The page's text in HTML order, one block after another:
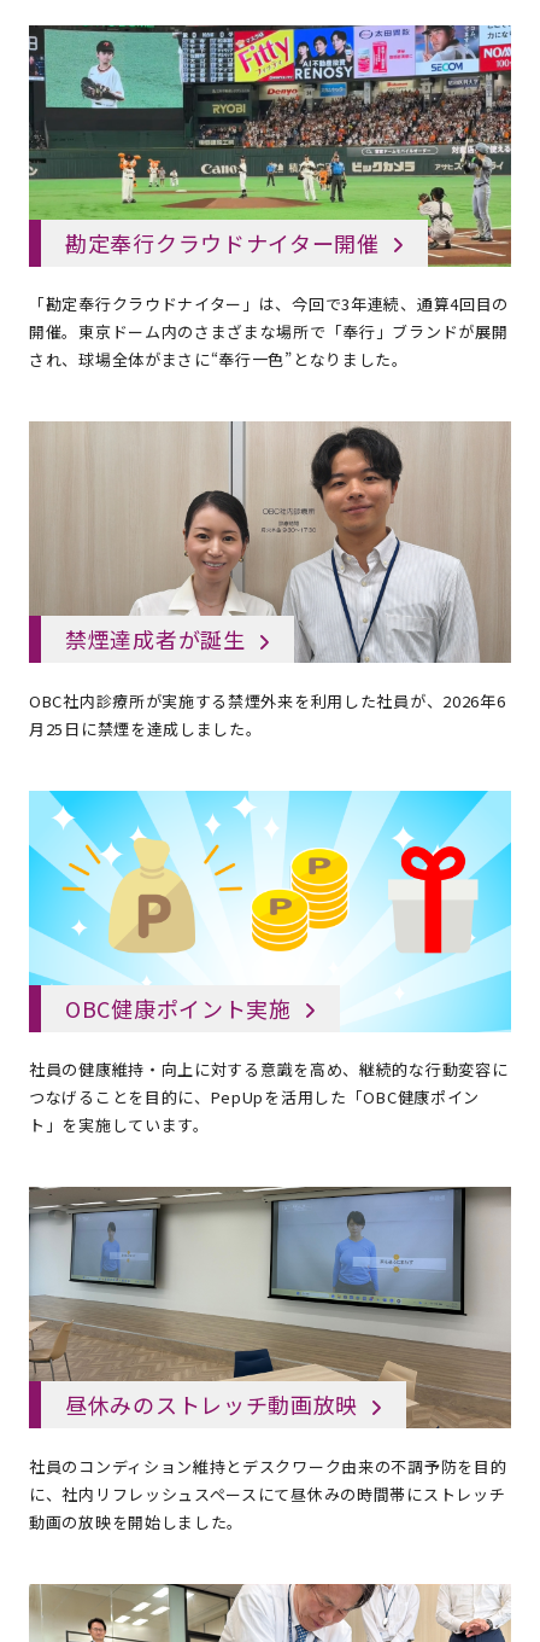
勘定奉行クラウドナイター開催
「勘定奉行クラウドナイター」は、今回で3年連続、通算4回目の
開催。東京ドーム内のさまざまな場所で「奉行」ブランドが展開
され、球場全体がまさに“奉行一色”となりました。
禁煙達成者が誕生
OBC社内診療所が実施する禁煙外来を利用した社員が、2026年6
月25日に禁煙を達成しました。
OBC健康ポイント実施
社員の健康維持・向上に対する意識を高め、継続的な行動変容に
つなげることを目的に、PepUpを活用した「OBC健康ポイン
ト」を実施しています。
昼休みのストレッチ動画放映
社員のコンディション維持とデスクワーク由来の不調予防を目的
に、社内リフレッシュスペースにて昼休みの時間帯にストレッチ
動画の放映を開始しました。